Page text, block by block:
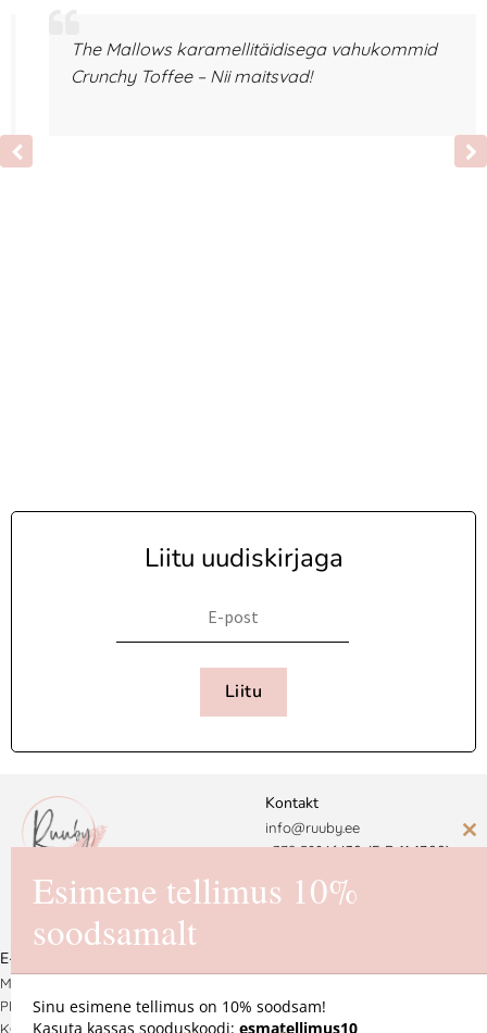
The Mallows karamellitäidisega vahukommid
Crunchy Toffee – Nii maitsvad!
Liitu uudiskirjaga
Liitu
Ruuby Disain OÜ
Reg. nr. 16725550
Kontakt
info@ruuby.ee
+372 58846430 (E-R 11-17.00)
E-pood
MÜÜGITINGIMUSED
PRIVAATSUSPOLIITIKA
KOHALETOIMETAMINE JA
Esimene tellimus 10%
soodsamalt
Sinu esimene tellimus on 10% soodsam!
Kasuta kassas sooduskoodi: esmatellimus10